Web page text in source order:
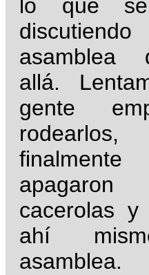
lo que se
asamblea
allá.
gente
cacerolas
ahí
asamblea.